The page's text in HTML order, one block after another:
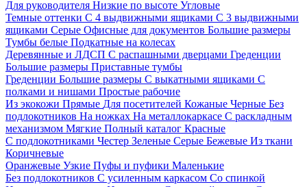
Для руководителя Низкие по высоте Угловые
Темные оттенки С 4 выдвижными ящиками С 3 выдвижными
ящиками Серые Офисные для документов Большие размеры
Тумбы белые Подкатные на колесах
Деревянные и ЛДСП С распашными дверцами Греденции
Большие размеры Приставные тумбы
Греденции Большие размеры С выкатными ящиками С
полками и нишами Простые рабочие
Из экокожи Прямые Для посетителей Кожаные Черные Без
подлокотников На ножках На металлокаркасе С раскладным
механизмом Мягкие Полный каталог Красные
С подлокотниками Честер Зеленые Серые Бежевые Из ткани
Коричневые
Оранжевые Узкие Пуфы и пуфики Маленькие
Без подлокотников С усиленным каркасом Со спинкой